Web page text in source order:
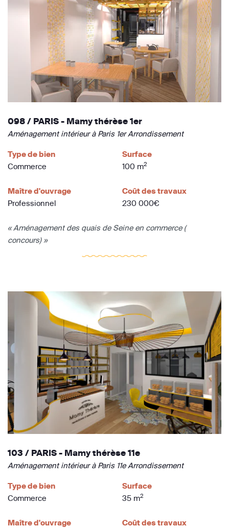
098 / PARIS - Mamy thérèse 1er
Aménagement intérieur à Paris 1er Arrondissement
Type de bien
Commerce
Surface
100 m2
Maître d'ouvrage
Professionnel
Coût des travaux
230 000€
« Aménagement des quais de Seine en commerce (
concours) »
103 / PARIS - Mamy thérèse 11e
Aménagement intérieur à Paris 11e Arrondissement
Type de bien
Commerce
Surface
35 m2
Maître d'ouvrage
Coût des travaux